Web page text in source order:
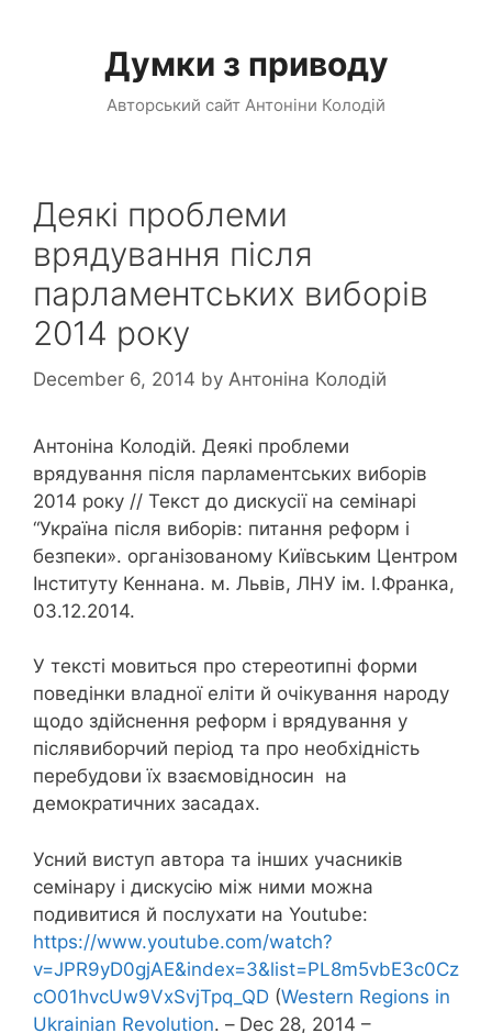
Думки з приводу
Авторський сайт Антоніни Колодій
Деякі проблеми
врядування після
парламентських виборів
2014 року
December 6, 2014 by Антоніна Колодій
Антоніна Колодій. Деякі проблеми
врядування після парламентських виборів
2014 року // Текст до дискусії на семінарі
“Україна після виборів: питання реформ і
безпеки». організованому Київським Центром
Інституту Кеннана. м. Львів, ЛНУ ім. І.Франка,
03.12.2014.
У тексті мовиться про стереотипні форми
поведінки владної еліти й очікування народу
щодо здійснення реформ і врядування у
післявиборчий період та про необхідність
перебудови їх взаємовідносин на
демократичних засадах.
Усний виступ автора та інших учасників
семінару і дискусію між ними можна
подивитися й послухати на Youtube:
https://www.youtube.com/watch?
v=JPR9yD0gjAE&index=3&list=PL8m5vbE3c0Cz
cO01hvcUw9VxSvjTpq_QD (Western Regions in
Ukrainian Revolution. – Dec 28, 2014 –